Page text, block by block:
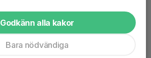
Godkänn alla kakor
Bara nödvändiga